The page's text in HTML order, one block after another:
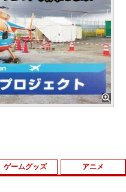
ゲームグッズ アニメ